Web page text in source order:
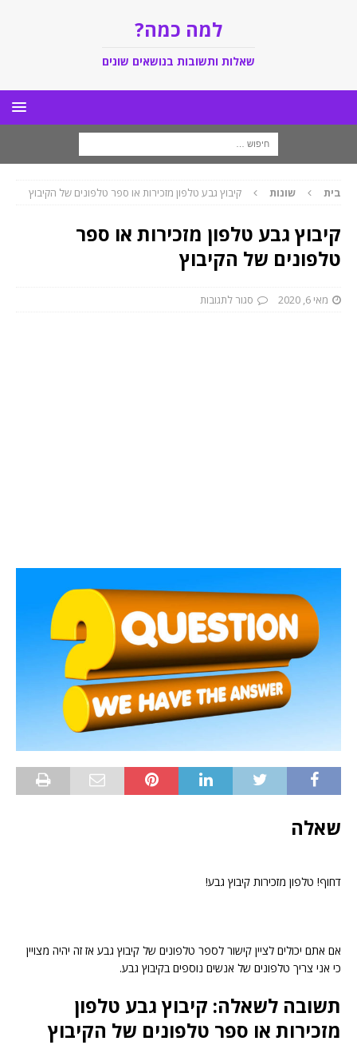
למה כמה?
שאלות ותשובות בנושאים שונים
בית שונות קיבוץ גבע טלפון מזכירות או ספר טלפונים של הקיבוץ
קיבוץ גבע טלפון מזכירות או ספר
טלפונים של הקיבוץ
מאי 6, 2020 סגור לתגובות
שאלה
דחוף! טלפון מזכירות קיבוץ גבע!
אם אתם יכולים לציין קישור לספר טלפונים של קיבוץ גבע אז זה יהיה מצויין
כי אני צריך טלפונים של אנשים נוספים בקיבוץ גבע.
תשובה לשאלה: קיבוץ גבע טלפון
מזכירות או ספר טלפונים של הקיבוץ